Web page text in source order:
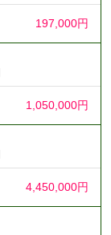
197,000円
1,050,000円
4,450,000円